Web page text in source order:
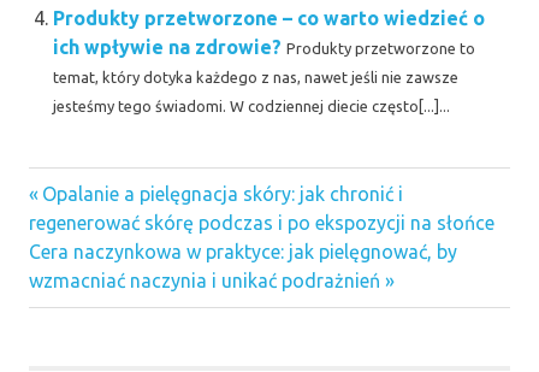
Produkty przetworzone – co warto wiedzieć o
ich wpływie na zdrowie? Produkty przetworzone to
temat, który dotyka każdego z nas, nawet jeśli nie zawsze
jesteśmy tego świadomi. W codziennej diecie często[...]...
Nawigacja
wpisu
Previous
Post:
Opalanie a pielęgnacja skóry: jak chronić i
regenerować skórę podczas i po ekspozycji na słońce
Next
Post:
Cera naczynkowa w praktyce: jak pielęgnować, by
wzmacniać naczynia i unikać podrażnień